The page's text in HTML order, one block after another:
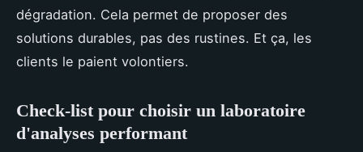
dégradation. Cela permet de proposer des
solutions durables, pas des rustines. Et ça, les
clients le paient volontiers.
Check-list pour choisir un laboratoire
d'analyses performant